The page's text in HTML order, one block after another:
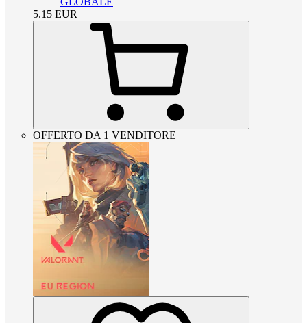
5.15 EUR
OFFERTO DA 1 VENDITORE